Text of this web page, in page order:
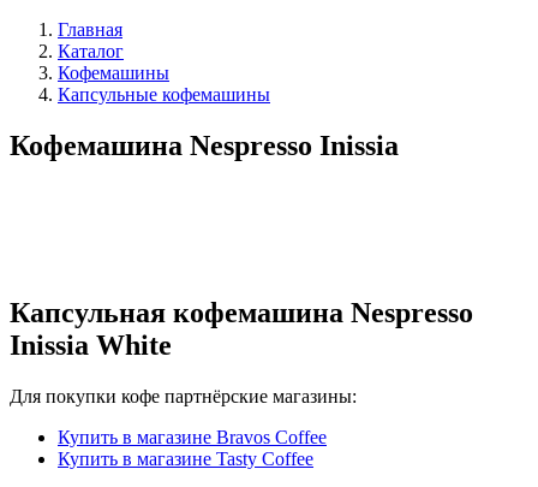
Главная
Каталог
Кофемашины
Капсульные кофемашины
Кофемашина Nespresso Inissia
Капсульная кофемашина Nespresso
Inissia White
Для покупки кофе партнёрские магазины:
Купить в магазине Bravos Coffee
Купить в магазине Tasty Coffee